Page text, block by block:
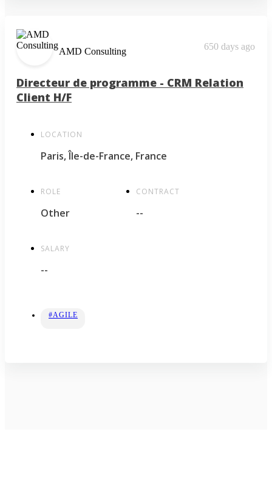
AMD Consulting 650 days ago
Directeur de programme - CRM Relation
Client H/F
LOCATION
Paris, Île-de-France, France
ROLE
Other
CONTRACT
--
SALARY
--
#AGILE